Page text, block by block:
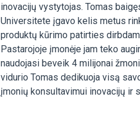
inovacijų vystytojas. Tomas
Universitete įgavo kelis metus
produktų kūrimo patirties
Pastarojoje įmonėje jam teko
naudojasi beveik 4 milijonai
vidurio Tomas dedikuoja visą
įmonių konsultavimui inovacijų ir